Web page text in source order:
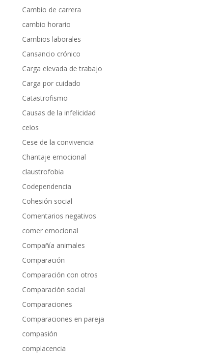
Cambio de carrera
cambio horario
Cambios laborales
Cansancio crónico
Carga elevada de trabajo
Carga por cuidado
Catastrofismo
Causas de la infelicidad
celos
Cese de la convivencia
Chantaje emocional
claustrofobia
Codependencia
Cohesión social
Comentarios negativos
comer emocional
Compañía animales
Comparación
Comparación con otros
Comparación social
Comparaciones
Comparaciones en pareja
compasión
complacencia